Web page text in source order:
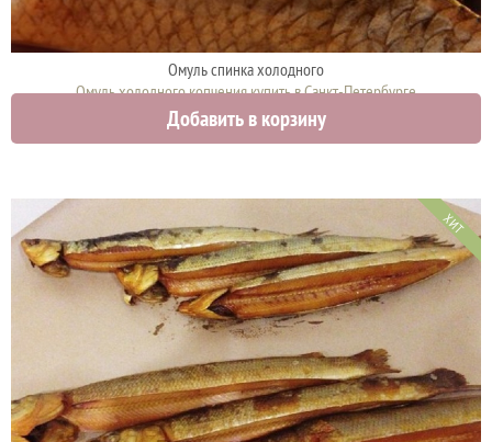
Омуль спинка холодного
Омуль холодного копчения купить в Санкт-Петербурге
2050 руб.
Добавить в корзину
ХИТ